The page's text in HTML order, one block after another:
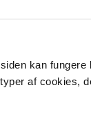
kan
af cookies,